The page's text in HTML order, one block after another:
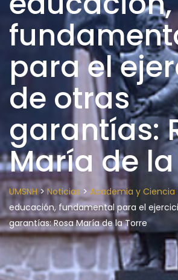
para el
de otras
garantías:
María de
UMSNH> Noticias > Academia y Ciencia
educación, fundamental para el
garantías: Rosa María de la Torre